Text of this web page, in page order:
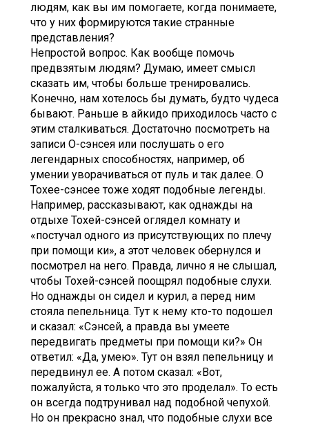
людям, как вы им помогаете, когда понимаете,
что у них формируются такие странные
представления?
Непростой вопрос. Как вообще помочь
предвзятым людям? Думаю, имеет смысл
сказать им, чтобы больше тренировались.
Конечно, нам хотелось бы думать, будто чудеса
бывают. Раньше в айкидо приходилось часто с
этим сталкиваться. Достаточно посмотреть на
записи О-сэнсея или послушать о его
легендарных способностях, например, об
умении уворачиваться от пуль и так далее. О
Тохее-сэнсее тоже ходят подобные легенды.
Например, рассказывают, как однажды на
отдыхе Тохей-сэнсей оглядел комнату и
«постучал одного из присутствующих по плечу
при помощи ки», а этот человек обернулся и
посмотрел на него. Правда, лично я не слышал,
чтобы Тохей-сэнсей поощрял подобные слухи.
Но однажды он сидел и курил, а перед ним
стояла пепельница. Тут к нему кто-то подошел
и сказал: «Сэнсей, а правда вы умеете
передвигать предметы при помощи ки?» Он
ответил: «Да, умею». Тут он взял пепельницу и
передвинул ее. А потом сказал: «Вот,
пожалуйста, я только что это проделал». То есть
он всегда подтрунивал над подобной чепухой.
Но он прекрасно знал, что подобные слухи все